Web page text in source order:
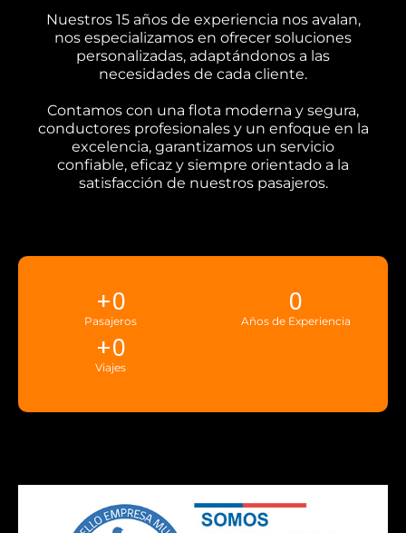
Nuestros 15 años de experiencia nos avalan,
nos especializamos en ofrecer soluciones
personalizadas, adaptándonos a las
necesidades de cada cliente.
Contamos con una flota moderna y segura,
conductores profesionales y un enfoque en la
excelencia, garantizamos un servicio
confiable, eficaz y siempre orientado a la
satisfacción de nuestros pasajeros.
Pasajeros
+0
Años de Experiencia
0
Viajes
+0